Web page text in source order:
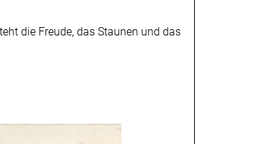
die Freude, das Staunen und das